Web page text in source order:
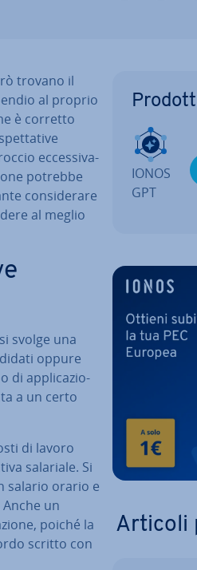
trovano il
al proprio
è corretto
ec­ces­si­va­
potrebbe
con­si­de­ra­re
al meglio
svolge una
oppure
di ap­pli­ca­zio­
a un certo
di lavoro
salariale. Si
salario orario e
un
poiché la
scritto con
IONOS
GPT
Articoli